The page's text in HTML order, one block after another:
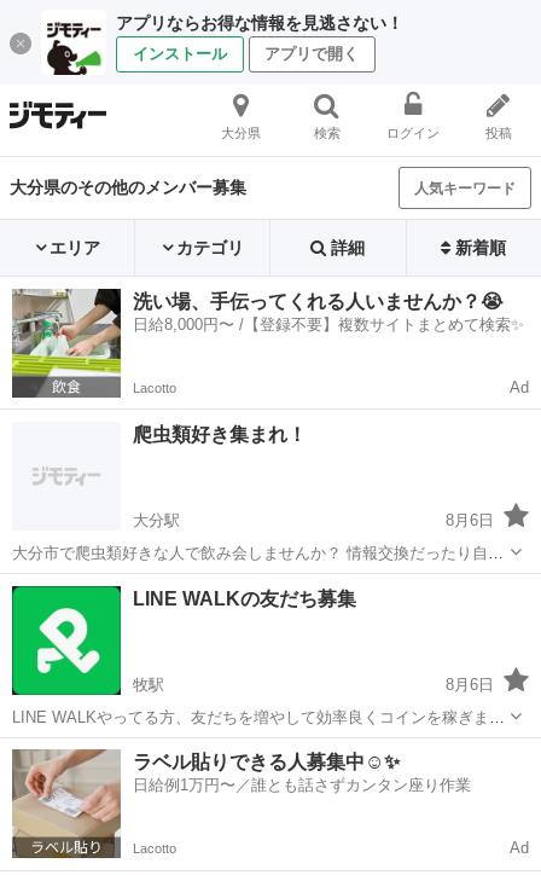
アプリならお得な情報を見逃さない！
インストール アプリで開く
大分県 検索 ログイン 投稿
大分県のその他のメンバー募集 人気キーワード
エリア カテゴリ 詳細 新着順
洗い場、手伝ってくれる人いませんか？😭
日給8,000円〜 /【登録不要】複数サイトまとめて検索✨
Lacotto Ad
爬虫類好き集まれ！
大分駅
8月6日
大分市で爬虫類好きな人で飲み会しませんか？ 情報交換だったり自分
の爬虫類話など楽しめたらいいなと思っています。 興味ある方は返事
大分 大分市 その他
LINE WALKの友だち募集
牧駅
8月6日
LINE WALKやってる方、友だちを増やして効率良くコインを稼ぎませ
んか？ LINE交換不要・個人情報交換不要・会う必要もありません。
この投稿から友だちになってくれた方に優先的に🎁します（先着4
名）。 LINE WAL...
大分 大分市 牧駅 その他
ラベル貼りできる人募集中☺️✨
日給例1万円〜／誰とも話さずカンタン座り作業
Lacotto Ad